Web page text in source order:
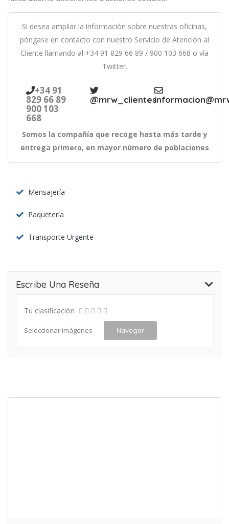
Si desea ampliar la información sobre nuestras oficinas,
póngase en contacto con nuestro Servicio de Atención al
Cliente llamando al +34 91 829 66 89 / 900 103 668 o vía
Twitter.
+34 91
829 66 89
900 103
668
@mrw_clientes
Somos la compañía que recoge hasta más tarde y
entrega primero, en mayor número de poblaciones
Mensajería
Paquetería
Transporte Urgente
Escribe Una Reseña
Tu clasificación
Seleccionar imágenes Navegar